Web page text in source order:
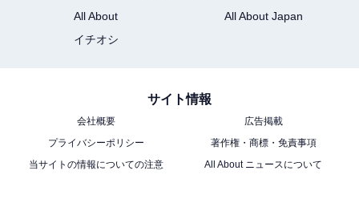
Pioneer ディスプレイオーディオ DMH-SZ500 6.8インチ
2D ワイヤレス AppleCarPlay AndroidAuto Bluetooth
カロッツェリア
Pioneer「MVH-3600」
All About
All About Japan
イチオシ
サイト情報
会社概要
広告掲載
プライバシーポリシー
著作権・商標・免責事項
当サイトの情報についての注意
All About ニュースについて